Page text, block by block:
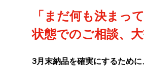
「まだ何も決まっ
状態でのご相談、
3月末納品を確実にするため